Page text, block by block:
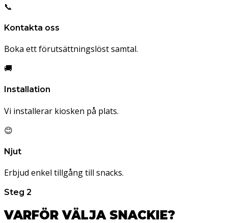
📞
Kontakta oss
Boka ett förutsättningslöst samtal.
🚚
Installation
Vi installerar kiosken på plats.
😊
Njut
Erbjud enkel tillgång till snacks.
Steg 2
VARFÖR VÄLJA SNACKIE?